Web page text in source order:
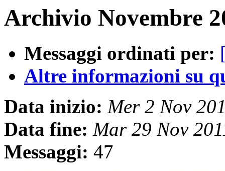
Archivio Novembre
Messaggi ordinati per:
Altre informazioni su
Data inizio: Mer 2 Nov
Data fine: Mar 29 Nov
Messaggi: 47